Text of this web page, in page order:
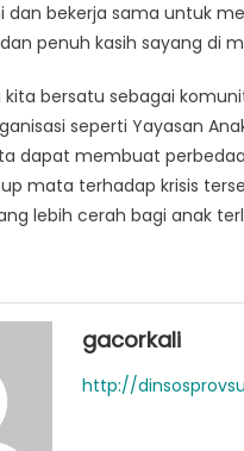
dan bekerja sama untuk
penuh kasih sayang di
bersatu sebagai
seperti Yayasan
dapat membuat
mata terhadap krisis
lebih cerah bagi anak
gacorkali
http://